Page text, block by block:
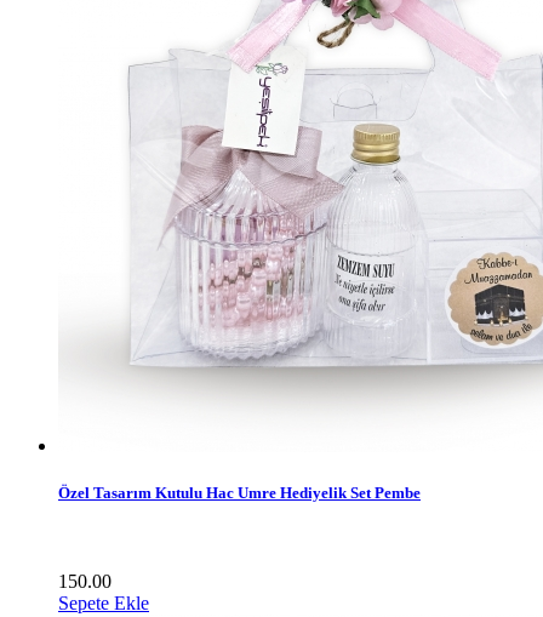
Özel Tasarım Kutulu Hac Umre Hediyelik Set Pembe
150.00
Sepete Ekle